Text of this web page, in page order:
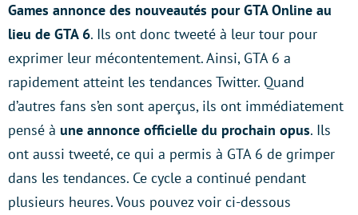
Games annonce des nouveautés pour GTA Online au
lieu de GTA 6. Ils ont donc tweeté à leur tour pour
exprimer leur mécontentement. Ainsi, GTA 6 a
rapidement atteint les tendances Twitter. Quand
d’autres fans s’en sont aperçus, ils ont immédiatement
pensé à une annonce officielle du prochain opus. Ils
ont aussi tweeté, ce qui a permis à GTA 6 de grimper
dans les tendances. Ce cycle a continué pendant
plusieurs heures. Vous pouvez voir ci-dessous